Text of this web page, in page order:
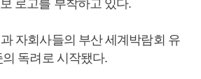
로고를 부착하고 있다.
자회사들의 부산 세계박람회 유
의 독려로 시작됐다.